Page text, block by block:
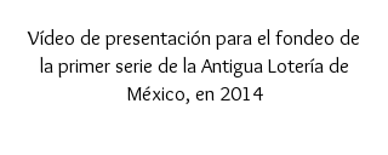
Vídeo de presentación para el fondeo de
la primer serie de la Antigua Lotería de
México, en 2014